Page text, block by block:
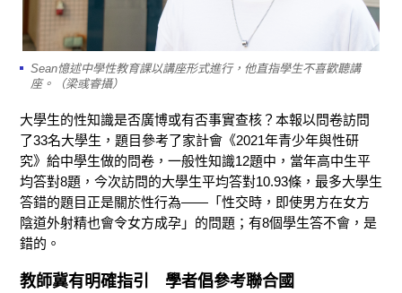
Sean憶述中學性教育課以講座形式進行，他直指學生不喜歡聽講
座。（梁彧睿攝）
大學生的性知識是否廣博或有否事實查核？本報以問卷訪問
了33名大學生，題目參考了家計會《2021年青少年與性研
究》給中學生做的問卷，一般性知識12題中，當年高中生平
均答對8題，今次訪問的大學生平均答對10.93條，最多大學生
答錯的題目正是關於性行為——「性交時，即使男方在女方
陰道外射精也會令女方成孕」的問題；有8個學生答不會，是
錯的。
教師冀有明確指引 學者倡參考聯合國